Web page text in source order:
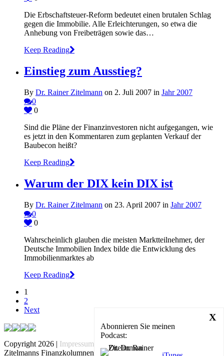
Die Erbschaftsteuer-Reform bedeutet einen brutalen Schlag
gegen die Immobilie. Alle Erleichterungen, so etwa die
Anhebung von Freibeträgen sowie das…
Keep Reading
Einstieg zum Ausstieg?
By Dr. Rainer Zitelmann on 2. Juli 2007 in Jahr 2007
0
0
Sind die Pläne der Finanzinvestoren nicht aufgegangen, wie
es jetzt in den Kommentaren zum geplanten Verkauf der
Baubecon heißt?
Keep Reading
Warum der DIX kein DIX ist
By Dr. Rainer Zitelmann on 23. April 2007 in Jahr 2007
0
0
Wahrscheinlich glauben die meisten Marktteilnehmer, der
Deutsche Immobilien Index bilde die Entwicklung des
Immobilienmarktes ab
Keep Reading
1
2
Next
Copyright 2026 | Impressum Datenschutz |
Zitelmanns Finanzkolumnen von ZitelmannPB
Abonnieren Sie meinen
Podcast:
X